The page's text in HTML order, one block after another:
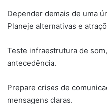
Depender demais de uma
Planeje alternativas e
Teste infraestrutura de
antecedência.
Prepare crises de
mensagens claras.